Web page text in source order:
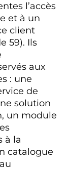
l’accès
et à un
client
59). Ils
aux
: une
de
solution
un module
à la
catalogue